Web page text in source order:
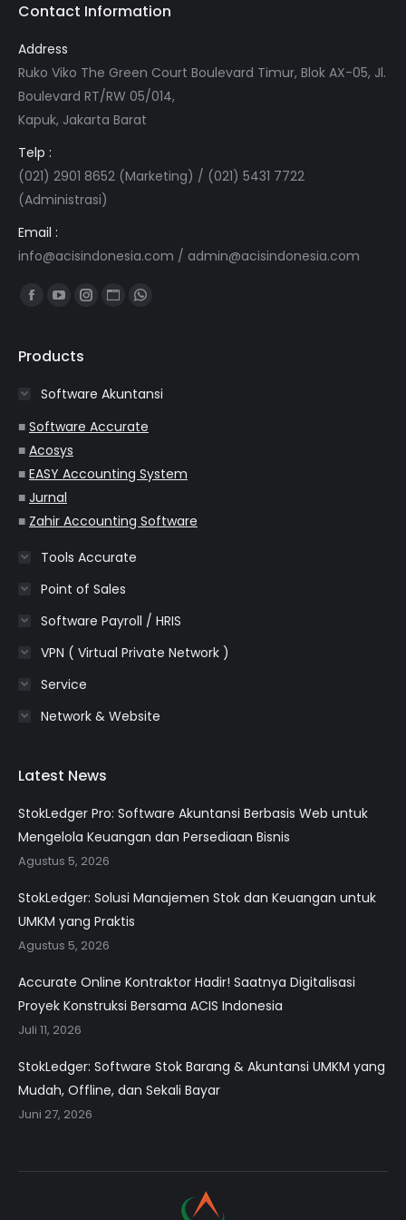
Contact Information
Address
Ruko Viko The Green Court Boulevard Timur, Blok AX-05, Jl.
Boulevard RT/RW 05/014,
Kapuk, Jakarta Barat
Telp :
(021) 2901 8652 (Marketing) / (021) 5431 7722
(Administrasi)
Email :
info@acisindonesia.com / admin@acisindonesia.com
Find us on:
Facebook
opens
new
window
YouTube
opens
new
window
Instagram
new
window
Website
new
window
Whatsapp
new
window
Products
Software Akuntansi
■ Software Accurate
■ Acosys
■ EASY Accounting System
■ Jurnal
■ Zahir Accounting Software
Tools Accurate
Point of Sales
Software Payroll / HRIS
VPN ( Virtual Private Network )
Service
Network & Website
Latest News
StokLedger Pro: Software Akuntansi Berbasis Web untuk
Mengelola Keuangan dan Persediaan Bisnis
Agustus 5, 2026
StokLedger: Solusi Manajemen Stok dan Keuangan untuk
UMKM yang Praktis
Agustus 5, 2026
Accurate Online Kontraktor Hadir! Saatnya Digitalisasi
Proyek Konstruksi Bersama ACIS Indonesia
Juli 11, 2026
StokLedger: Software Stok Barang & Akuntansi UMKM yang
Mudah, Offline, dan Sekali Bayar
Juni 27, 2026